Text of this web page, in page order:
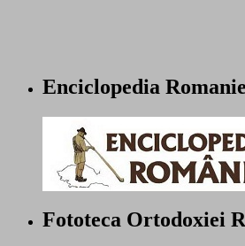
Enciclopedia
Fototeca Ortodoxiei